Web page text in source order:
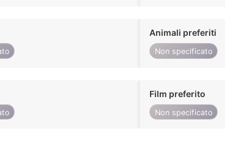
Animali preferiti
Non specificato
Film preferito
Non specificato